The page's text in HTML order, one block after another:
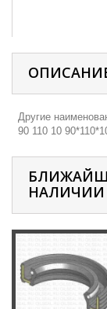
Другие
90 110 10
НАЛИЧИИ